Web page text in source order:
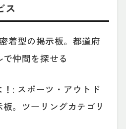
ス
着型の掲示板。都道府
仲間を探せる
: スポーツ・アウトド
。ツーリングカテゴリ